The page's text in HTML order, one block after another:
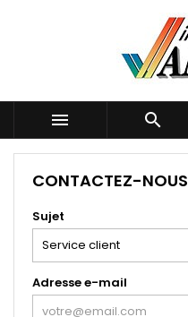
 
CONTACTEZ-NOUS
Sujet
Adresse e-mail